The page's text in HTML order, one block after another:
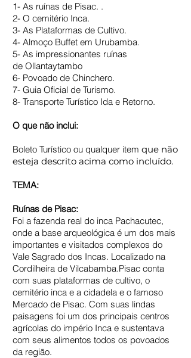
1- As ruínas de Pisac. .
2- O cemitério Inca.
3- As Plataformas de Cultivo.
4- Almoço Buffet em Urubamba.
5- As impressionantes ruínas
de Ollantaytambo
6- Povoado de Chinchero.
7- Guia Oficial de Turismo.
8- Transporte Turístico Ida e Retorno.
O que não inclui:
Boleto Turístico ou qualquer item que não
esteja descrito acima como incluído.
TEMA:
Ruínas de Pisac:
Foi a fazenda real do inca Pachacutec,
onde a base arqueológica é um dos mais
importantes e visitados complexos do
Vale Sagrado dos Incas. Localizado na
Cordilheira de Vilcabamba.Pisac conta
com suas plataformas de cultivo, o
cemitério inca e a cidadela e o famoso
Mercado de Pisac. Com suas lindas
paisagens foi um dos principais centros
agrícolas do império Inca e sustentava
com seus alimentos todos os povoados
da região.